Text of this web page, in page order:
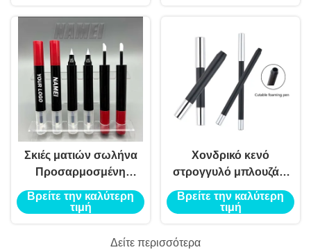
σκιά ματιών
Σκιές ματιών σωλήνα
Προσαρμοσμένη
ιδιωτική ετικέτα
διπλής κεφαλής κενό
ματιών Eyeliner
Βρείτε την καλύτερη
τιμή
Χονδρικό κενό
στρογγυλό μπλουζάκι
κρέας κραγιόν
κραγιόν σκιά ματιών
concealer σωλήνα
Βρείτε την καλύτερη
τιμή
Δείτε περισσότερα